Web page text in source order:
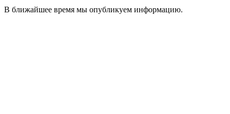
В ближайшее время мы опубликуем информацию.